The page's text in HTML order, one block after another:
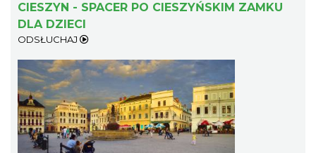
CIESZYN - SPACER PO CIESZYŃSKIM ZAMKU
DLA DZIECI
ODSŁUCHAJ